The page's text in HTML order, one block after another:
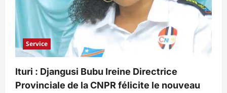
Service
Ituri : Djangusi Bubu Ireine Directrice
Provinciale de la CNPR félicite le nouveau